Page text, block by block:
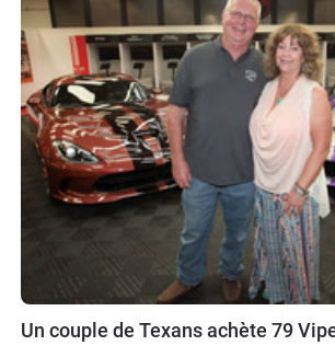
Un couple de Texans achète 79